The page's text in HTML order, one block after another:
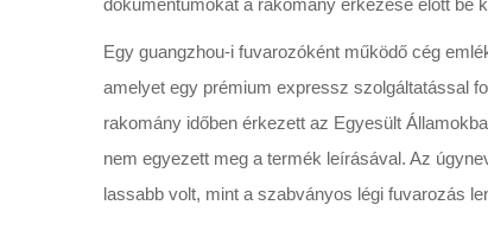
dokumentumokat a rakomány érkezése előtt be
Egy guangzhou-i fuvarozóként működő cég
amelyet egy prémium expressz szolgáltatással
rakomány időben érkezett az Egyesült
nem egyezett meg a termék leírásával. Az
lassabb volt, mint a szabványos légi fuvarozás